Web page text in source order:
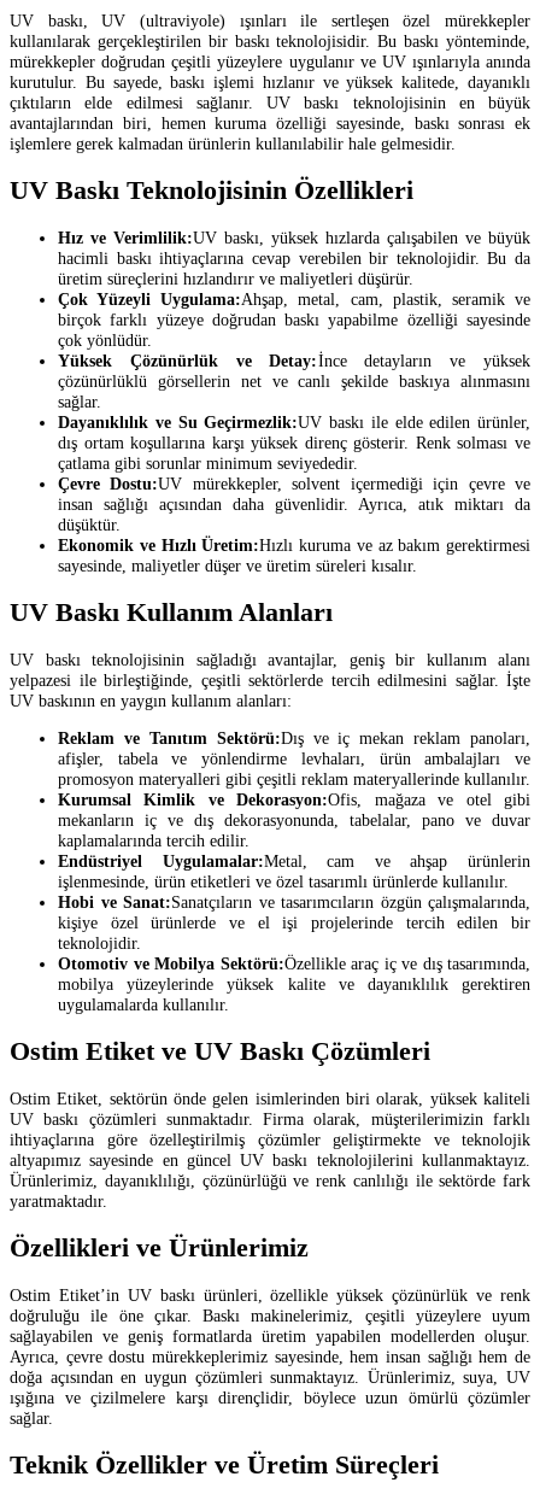
UV baskı, UV (ultraviyole) ışınları ile sertleşen özel mürekkepler
kullanılarak gerçekleştirilen bir baskı teknolojisidir. Bu baskı yönteminde,
mürekkepler doğrudan çeşitli yüzeylere uygulanır ve UV ışınlarıyla anında
kurutulur. Bu sayede, baskı işlemi hızlanır ve yüksek kalitede, dayanıklı
çıktıların elde edilmesi sağlanır. UV baskı teknolojisinin en büyük
avantajlarından biri, hemen kuruma özelliği sayesinde, baskı sonrası ek
işlemlere gerek kalmadan ürünlerin kullanılabilir hale gelmesidir.
UV Baskı Teknolojisinin Özellikleri
Hız ve Verimlilik:UV baskı, yüksek hızlarda çalışabilen ve büyük
hacimli baskı ihtiyaçlarına cevap verebilen bir teknolojidir. Bu da
üretim süreçlerini hızlandırır ve maliyetleri düşürür.
Çok Yüzeyli Uygulama:Ahşap, metal, cam, plastik, seramik ve
birçok farklı yüzeye doğrudan baskı yapabilme özelliği sayesinde
çok yönlüdür.
Yüksek Çözünürlük ve Detay:İnce detayların ve yüksek
çözünürlüklü görsellerin net ve canlı şekilde baskıya alınmasını
sağlar.
Dayanıklılık ve Su Geçirmezlik:UV baskı ile elde edilen ürünler,
dış ortam koşullarına karşı yüksek direnç gösterir. Renk solması ve
çatlama gibi sorunlar minimum seviyededir.
Çevre Dostu:UV mürekkepler, solvent içermediği için çevre ve
insan sağlığı açısından daha güvenlidir. Ayrıca, atık miktarı da
düşüktür.
Ekonomik ve Hızlı Üretim:Hızlı kuruma ve az bakım gerektirmesi
sayesinde, maliyetler düşer ve üretim süreleri kısalır.
UV Baskı Kullanım Alanları
UV baskı teknolojisinin sağladığı avantajlar, geniş bir kullanım alanı
yelpazesi ile birleştiğinde, çeşitli sektörlerde tercih edilmesini sağlar. İşte
UV baskının en yaygın kullanım alanları:
Reklam ve Tanıtım Sektörü:Dış ve iç mekan reklam panoları,
afişler, tabela ve yönlendirme levhaları, ürün ambalajları ve
promosyon materyalleri gibi çeşitli reklam materyallerinde kullanılır.
Kurumsal Kimlik ve Dekorasyon:Ofis, mağaza ve otel gibi
mekanların iç ve dış dekorasyonunda, tabelalar, pano ve duvar
kaplamalarında tercih edilir.
Endüstriyel Uygulamalar:Metal, cam ve ahşap ürünlerin
işlenmesinde, ürün etiketleri ve özel tasarımlı ürünlerde kullanılır.
Hobi ve Sanat:Sanatçıların ve tasarımcıların özgün çalışmalarında,
kişiye özel ürünlerde ve el işi projelerinde tercih edilen bir
teknolojidir.
Otomotiv ve Mobilya Sektörü:Özellikle araç iç ve dış tasarımında,
mobilya yüzeylerinde yüksek kalite ve dayanıklılık gerektiren
uygulamalarda kullanılır.
Ostim Etiket ve UV Baskı Çözümleri
Ostim Etiket, sektörün önde gelen isimlerinden biri olarak, yüksek kaliteli
UV baskı çözümleri sunmaktadır. Firma olarak, müşterilerimizin farklı
ihtiyaçlarına göre özelleştirilmiş çözümler geliştirmekte ve teknolojik
altyapımız sayesinde en güncel UV baskı teknolojilerini kullanmaktayız.
Ürünlerimiz, dayanıklılığı, çözünürlüğü ve renk canlılığı ile sektörde fark
yaratmaktadır.
Özellikleri ve Ürünlerimiz
Ostim Etiket’in UV baskı ürünleri, özellikle yüksek çözünürlük ve renk
doğruluğu ile öne çıkar. Baskı makinelerimiz, çeşitli yüzeylere uyum
sağlayabilen ve geniş formatlarda üretim yapabilen modellerden oluşur.
Ayrıca, çevre dostu mürekkeplerimiz sayesinde, hem insan sağlığı hem de
doğa açısından en uygun çözümleri sunmaktayız. Ürünlerimiz, suya, UV
ışığına ve çizilmelere karşı dirençlidir, böylece uzun ömürlü çözümler
sağlar.
Teknik Özellikler ve Üretim Süreçleri